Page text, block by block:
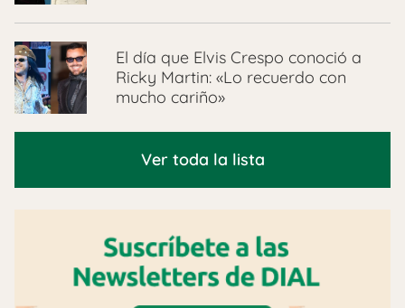
El día que Elvis Crespo conoció a
Ricky Martin: «Lo recuerdo con
mucho cariño»
Ver toda la lista